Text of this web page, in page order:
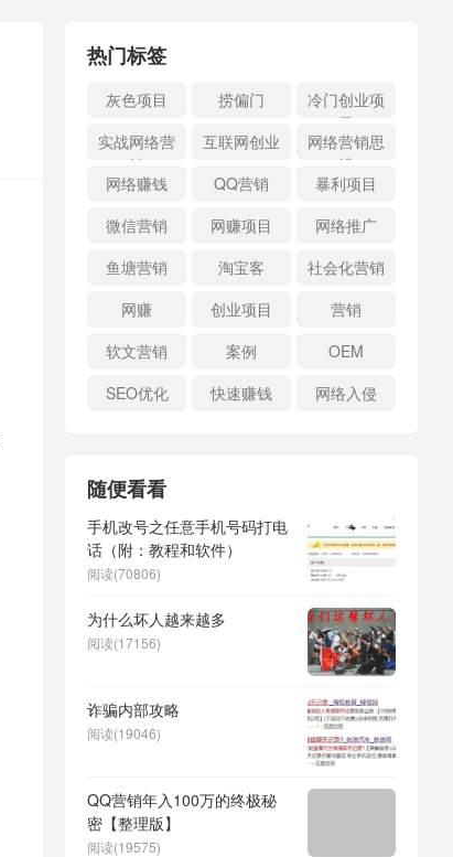
热门标签
灰色项目 捞偏门
冷门创业项
目
实战网络营
销
互联网创业
网络营销思
维
网络赚钱
QQ营销
暴利项目
微信营销
网赚项目
网络推广
鱼塘营销
淘宝客
社会化营销
网赚
创业项目
营销
软文营销
案例
OEM
SEO优化
快速赚钱 网络入侵
随便看看
手机改号之任意手机号码打电
话（附：教程和软件）
阅读(70806)
为什么坏人越来越多
阅读(17156)
诈骗内部攻略
阅读(19046)
QQ营销年入100万的终极秘
密【整理版】
阅读(19575)